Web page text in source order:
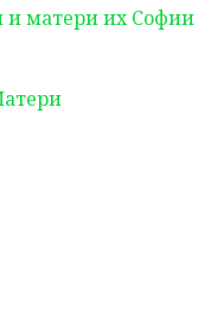
матери их Софии